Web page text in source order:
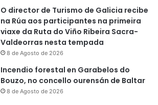
O director de Turismo de Galicia recibe
na Rúa aos participantes na primeira
viaxe da Ruta do Viño Ribeira Sacra-
Valdeorras nesta tempada
8 de Agosto de 2026
Incendio forestal en Garabelos do
Bouzo, no concello ourensán de Baltar
8 de Agosto de 2026